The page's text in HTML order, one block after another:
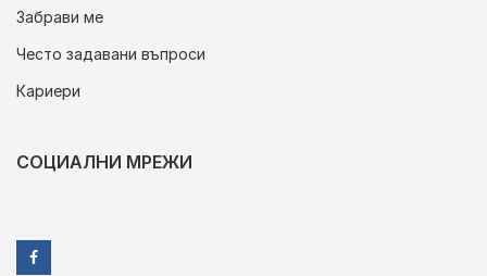
Забрави ме
Често задавани въпроси
Кариери
СОЦИАЛНИ МРЕЖИ